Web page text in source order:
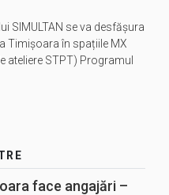
SIMULTAN se va desfășura
Timișoara în spațiile MX
ateliere STPT) Programul
face angajări –